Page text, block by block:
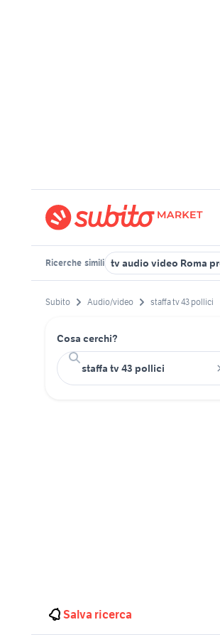
Ricerche simili tv audio video Roma
Subito Audio/video staffa tv 43 pollici
Cosa cerchi?
Salva ricerca